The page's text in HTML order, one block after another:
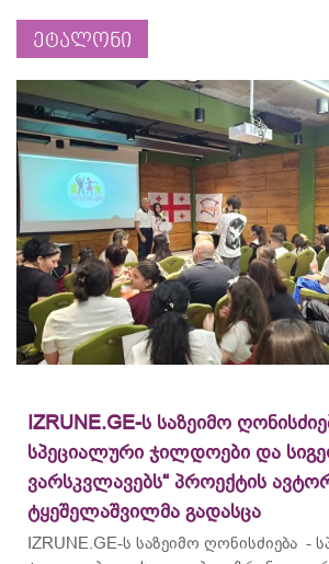
ეტალონი
IZRUNE.GE-ს საზეიმო
სპეციალური ჯილდოები და
ვარსკვლავებს“ პროექტის
ტყეშელაშვილმა გადასცა
IZRUNE.GE-ს საზეიმო ღონისძიება -